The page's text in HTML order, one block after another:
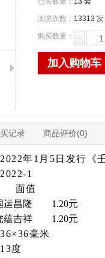
浏览次数： 13313 次
购买数量：
加入购物车
记录 商品评价(0)
年1月5日发行《
1
面值
昌隆 1.20元
吉祥 1.20元
毫米
度